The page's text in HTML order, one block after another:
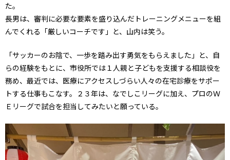
た。
長男は、審判に必要な要素を盛り込んだトレーニングメニューを組
んでくれる「厳しいコーチです」と、山内は笑う。
「サッカーのお陰で、一歩を踏み出す勇気をもらえました」と、自
らの経験をもとに、市役所では１人親と子どもを支援する相談役を
務め、最近では、医療にアクセスしづらい人々の在宅診療をサポー
トする仕事もこなす。２３年は、なでしこリーグに加え、プロのＷ
Ｅリーグで試合を担当してみたいと願っている。